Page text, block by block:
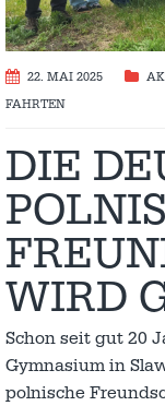
22. MAI 2025
FAHRTEN
DIE
WIRD
Schon seit gut 20
Gymnasium in
polnische